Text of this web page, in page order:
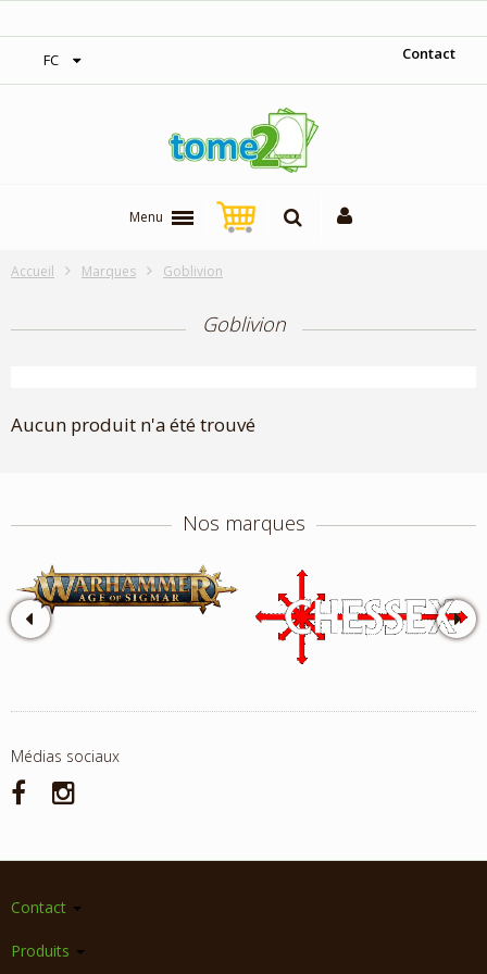
FC Contact
Menu
Accueil Marques Goblivion
Goblivion
Aucun produit n'a été trouvé
Nos marques
Médias sociaux
Contact
Produits